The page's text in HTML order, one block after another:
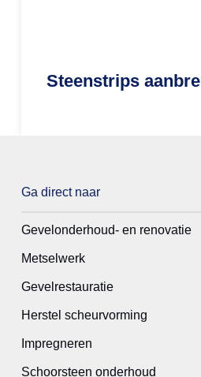
Steenstrips
Ga direct naar
Gevelonderhoud- en renovatie
Metselwerk
Gevelrestauratie
Herstel scheurvorming
Impregneren
Schoorsteen onderhoud